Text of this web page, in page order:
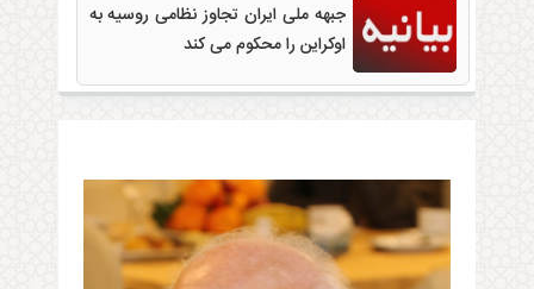
جبهه ملی ایران تجاوز نظامی روسیه به
اوکراین را محکوم می کند